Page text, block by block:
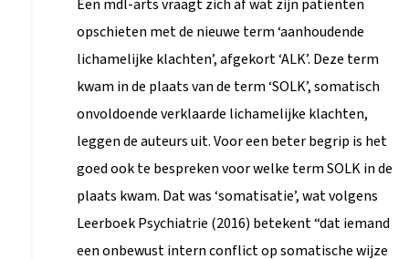
weerbaarheid
in
volksgezondheid
door
pvanloon@planet.nl
opschieten met de nieuwe term ‘aanhoudende
lichamelijke klachten’, afgekort ‘ALK’. Deze term
kwam in de plaats van de term ‘SOLK’, somatisch
onvoldoende verklaarde lichamelijke klachten,
leggen de auteurs uit. Voor een beter begrip is het
goed ook te bespreken voor welke term SOLK in de
plaats kwam. Dat was ‘somatisatie’, wat volgens
Leerboek Psychiatrie (2016) betekent “dat iemand
een onbewust intern conflict op somatische wijze